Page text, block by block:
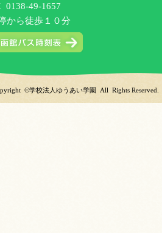
0138-49-1657
から徒歩１０分
©学校法人ゆうあい学園 All Rights Reserved.